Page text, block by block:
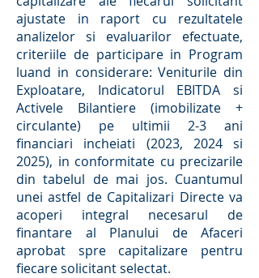
ajustate in raport cu rezultatele
analizelor si evaluarilor efectuate,
criteriile de participare in Program
luand in considerare: Veniturile din
Exploatare, Indicatorul EBITDA si
Activele Bilantiere (imobilizate +
circulante) pe ultimii 2-3 ani
financiari incheiati (2023, 2024 si
2025), in conformitate cu precizarile
din tabelul de mai jos. Cuantumul
unei astfel de Capitalizari Directe va
acoperi integral necesarul de
finantare al Planului de Afaceri
aprobat spre capitalizare pentru
fiecare solicitant selectat.